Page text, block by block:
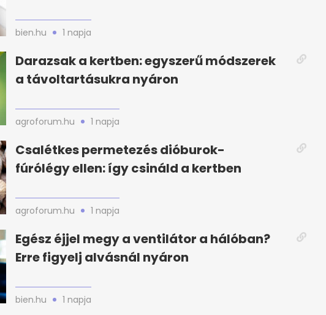
bien.hu 1 napja
Darazsak a kertben: egyszerű módszerek
a távoltartásukra nyáron
agroforum.hu 1 napja
Csalétkes permetezés dióburok-
fúrólégy ellen: így csináld a kertben
agroforum.hu 1 napja
Egész éjjel megy a ventilátor a hálóban?
Erre figyelj alvásnál nyáron
bien.hu 1 napja